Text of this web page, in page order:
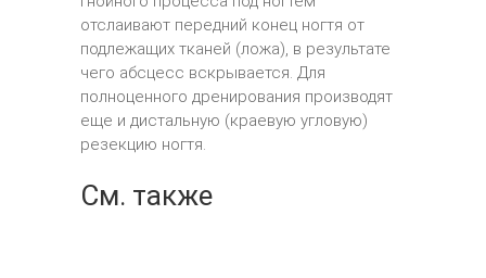
отслаивают передний конец ногтя от
подлежащих тканей (ложа), в результате
чего абсцесс вскрывается. Для
полноценного дренирования производят
еще и дистальную (краевую угловую)
резекцию ногтя.
См. также